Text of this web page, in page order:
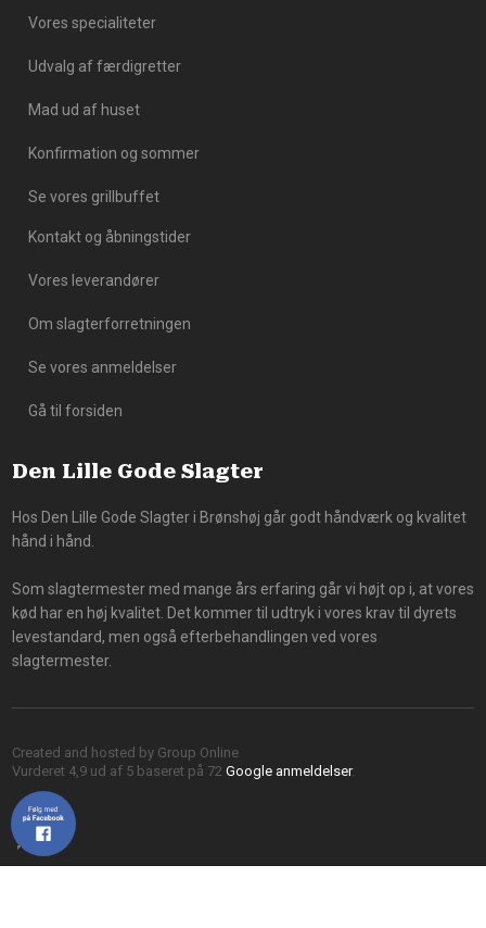
Vores specialiteter​
Udvalg af færdigretter
Mad ud af huset
​Konfirmation og sommer
Se vores grillbuffet
Kontakt og åbningstider
Vores leverandører
Om slagterforretningen​
Se vores anmeldelser​
Gå til forsiden
Den Lille Gode Slagter
Hos Den Lille Gode Slagter i Brønshøj går godt håndværk og kvalitet
hånd i hånd.
Som slagtermester med mange års erfaring går vi højt op i, at vores
kød har en høj kvalitet. Det kommer til udtryk i vores krav til dyrets
levestandard, men også efterbehandlingen ved vores
slagtermester.
Created and hosted by Group Online
Vurderet 4,9 ud af 5 baseret på 72 Google anmeldelser.